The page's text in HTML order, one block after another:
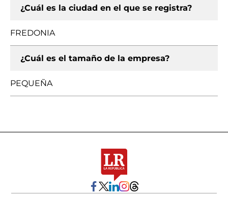
¿Cuál es la ciudad en el que se registra?
FREDONIA
¿Cuál es el tamaño de la empresa?
PEQUEÑA